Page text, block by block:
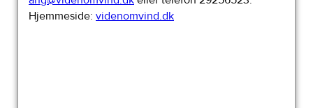
Hjemmeside: videnomvind.dk